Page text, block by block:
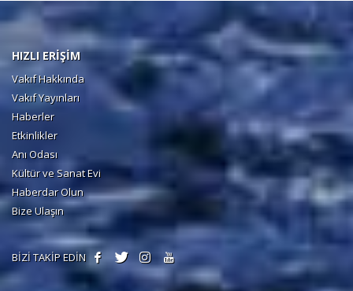
HIZLI ERİŞİM
Vakıf Hakkında
Vakıf Yayınları
Haberler
Etkinlikler
Anı Odası
Kültür ve Sanat Evi
Haberdar Olun
Bize Ulaşın
BİZİ TAKİP EDİN